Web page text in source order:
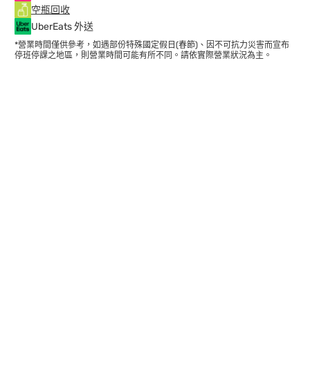
空瓶回收
UberEats 外送
*營業時間僅供參考，如遇部份特殊國定假日(春節)、因不可抗力災害而宣布
停班停課之地區，則營業時間可能有所不同。請依實際營業狀況為主。